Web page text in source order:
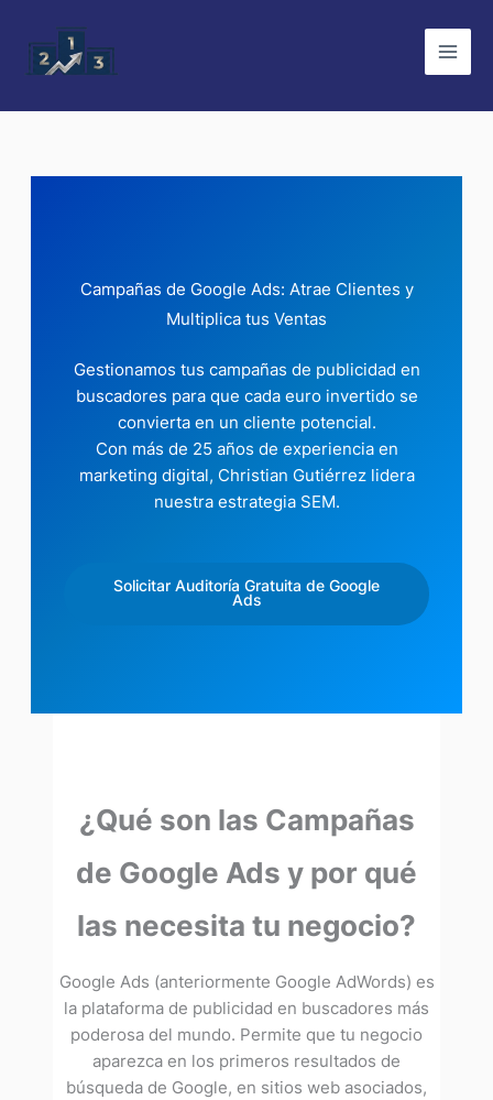
contenido
Campañas de Google Ads: Atrae Clientes y
Multiplica tus Ventas
Gestionamos tus campañas de publicidad en
buscadores para que cada euro invertido se
convierta en un cliente potencial.
Con más de 25 años de experiencia en
marketing digital, Christian Gutiérrez lidera
nuestra estrategia SEM.
Solicitar Auditoría Gratuita de Google
Ads
¿Qué son las Campañas
de Google Ads y por qué
las necesita tu negocio?
Google Ads (anteriormente Google AdWords) es
la plataforma de publicidad en buscadores más
poderosa del mundo. Permite que tu negocio
aparezca en los primeros resultados de
búsqueda de Google, en sitios web asociados,